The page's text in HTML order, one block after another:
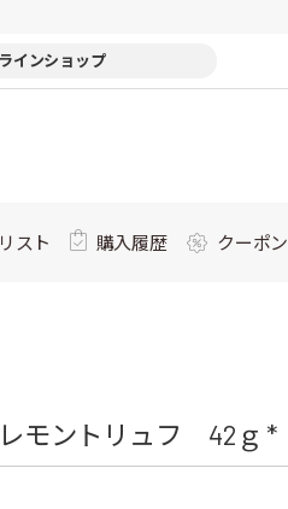
インショップ
スト 購入履歴 クーポン
モントリュフ 42ｇ *